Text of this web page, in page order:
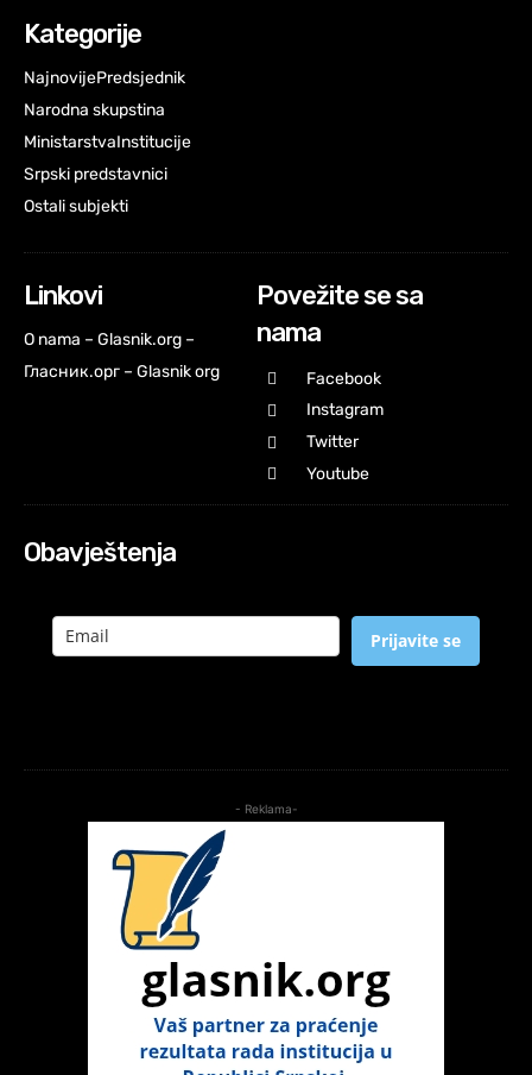
Kategorije
NajnovijePredsjednik
Narodna skupstina
MinistarstvaInstitucije
Srpski predstavnici
Ostali subjekti
Linkovi
O nama – Glasnik.org –
Гласник.орг – Glasnik org
Povežite se sa
nama
Facebook
Instagram
Twitter
Youtube
Obavještenja
Prijavite se
- Reklama-